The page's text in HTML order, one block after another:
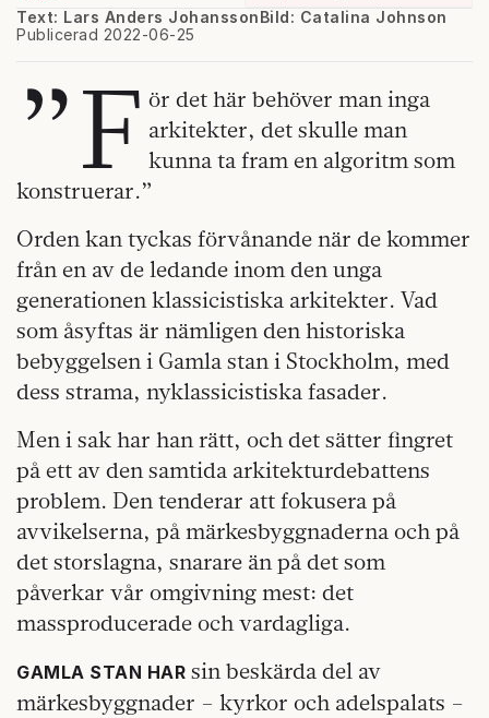
Text: Lars Anders Johansson
Publicerad 2022-06-25
Bild: Catalina Johnson
”F ör det här behöver man inga
arkitekter, det skulle man
kunna ta fram en algoritm som
konstruerar.”
Orden kan tyckas förvånande när de kommer
från en av de ledande inom den unga
generationen klassicistiska arkitekter. Vad
som åsyftas är nämligen den historiska
bebyggelsen i Gamla stan i Stockholm, med
dess strama, nyklassicistiska fasader.
Men i sak har han rätt, och det sätter fingret
på ett av den samtida arkitekturdebattens
problem. Den tenderar att fokusera på
avvikelserna, på märkesbyggnaderna och på
det storslagna, snarare än på det som
påverkar vår omgivning mest: det
massproducerade och vardagliga.
GAMLA STAN HAR sin beskärda del av
märkesbyggnader – kyrkor och adelspalats –